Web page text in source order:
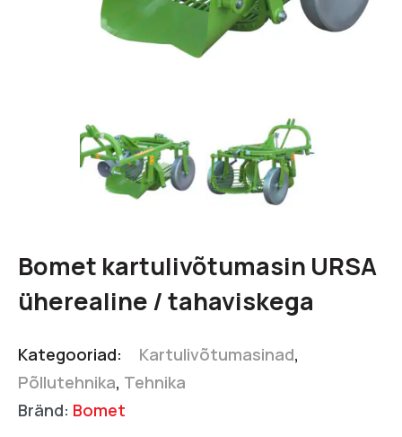
Bomet kartulivõtumasin URSA
üherealine / tahaviskega
Kategooriad: Kartulivõtumasinad,
Põllutehnika, Tehnika
Bränd: Bomet